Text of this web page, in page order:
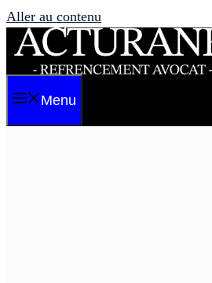
Aller au contenu
Menu